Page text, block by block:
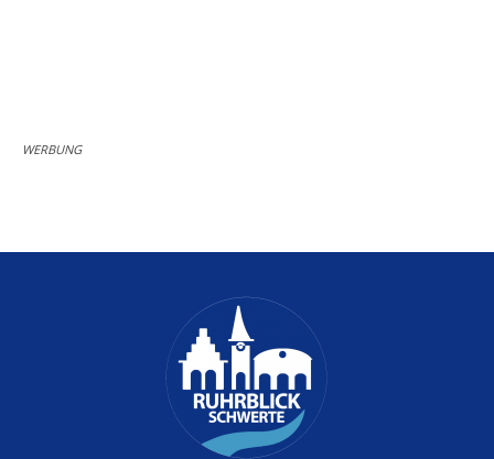
WERBUNG